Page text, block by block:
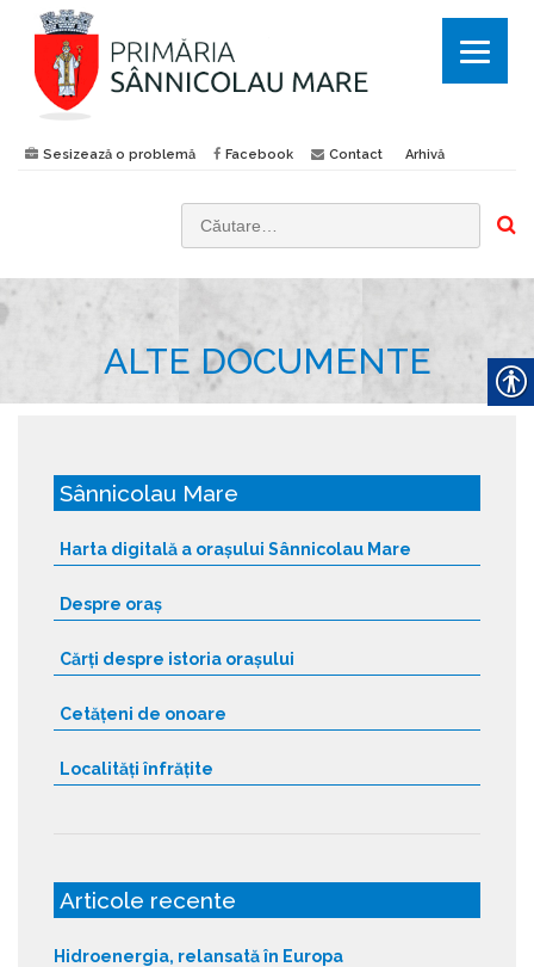
Sesizează o problemă Facebook Contact Arhivă
ALTE DOCUMENTE
Sânnicolau Mare
Harta digitală a orașului Sânnicolau Mare
Despre oraș
Cărți despre istoria orașului
Cetățeni de onoare
Localități înfrățite
Articole recente
Hidroenergia, relansată în Europa